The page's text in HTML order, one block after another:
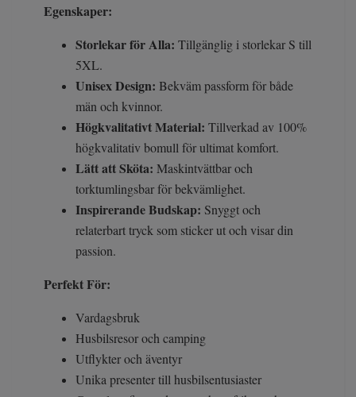
Egenskaper:
Storlekar för Alla: Tillgänglig i storlekar S till
5XL.
Unisex Design: Bekväm passform för både
män och kvinnor.
Högkvalitativt Material: Tillverkad av 100%
högkvalitativ bomull för ultimat komfort.
Lätt att Sköta: Maskintvättbar och
torktumlingsbar för bekvämlighet.
Inspirerande Budskap: Snyggt och
relaterbart tryck som sticker ut och visar din
passion.
Perfekt För:
Vardagsbruk
Husbilsresor och camping
Utflykter och äventyr
Unika presenter till husbilsentusiaster